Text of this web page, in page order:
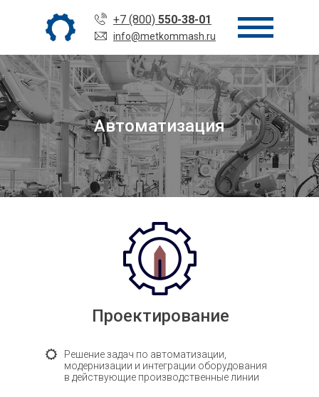
info@metkommash.ru
+7 (800) 550-38-01
Автоматизация
Проектирование
Решение задач по автоматизации,
модернизации и интеграции оборудования
в действующие производственные линии